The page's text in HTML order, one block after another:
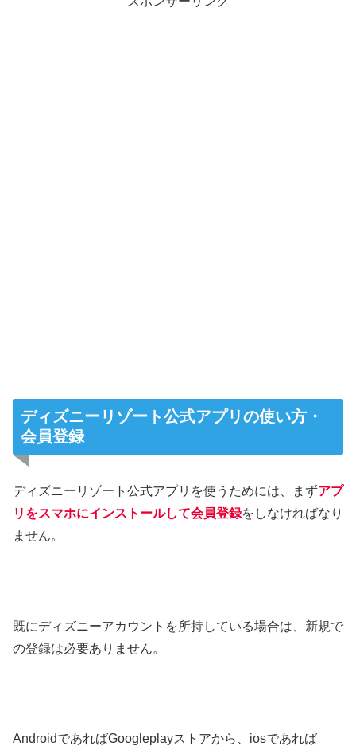
ディズニーリゾート公式アプリの使い方・
会員登録
ディズニーリゾート公式アプリを使うためには、まずアプ
リをスマホにインストールして会員登録をしなければなり
ません。
既にディズニーアカウントを所持している場合は、新規で
の登録は必要ありません。
AndroidであればGoogleplayストアから、iosであれば